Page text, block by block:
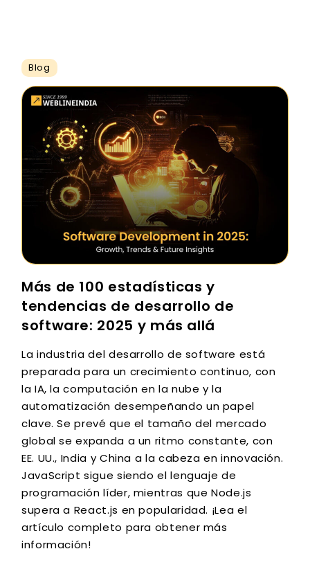
Blog
Más de 100 estadísticas y
tendencias de desarrollo de
software: 2025 y más allá
La industria del desarrollo de software está
preparada para un crecimiento continuo, con
la IA, la computación en la nube y la
automatización desempeñando un papel
clave. Se prevé que el tamaño del mercado
global se expanda a un ritmo constante, con
EE. UU., India y China a la cabeza en innovación.
JavaScript sigue siendo el lenguaje de
programación líder, mientras que Node.js
supera a React.js en popularidad. ¡Lea el
artículo completo para obtener más
información!